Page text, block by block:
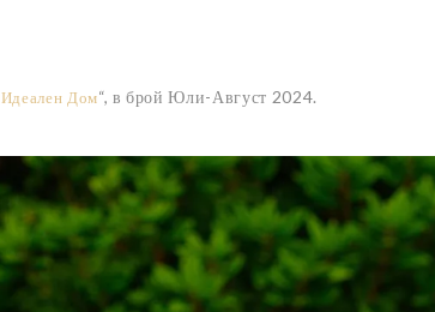
Идеален Дом“, в брой Юли-Август 2024.